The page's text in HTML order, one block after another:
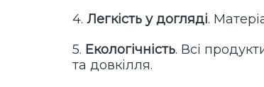
4. Легкість у догляді.
5. Екологічність. Всі
та довкілля.